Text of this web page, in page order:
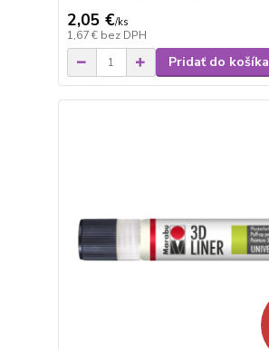
2,05 €/ks
1,67 € bez DPH
Pridať do košíka